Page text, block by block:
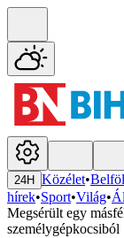
24H Közélet•
hírek•Sport•Világ•
Megsérült egy
személygépkocsiból